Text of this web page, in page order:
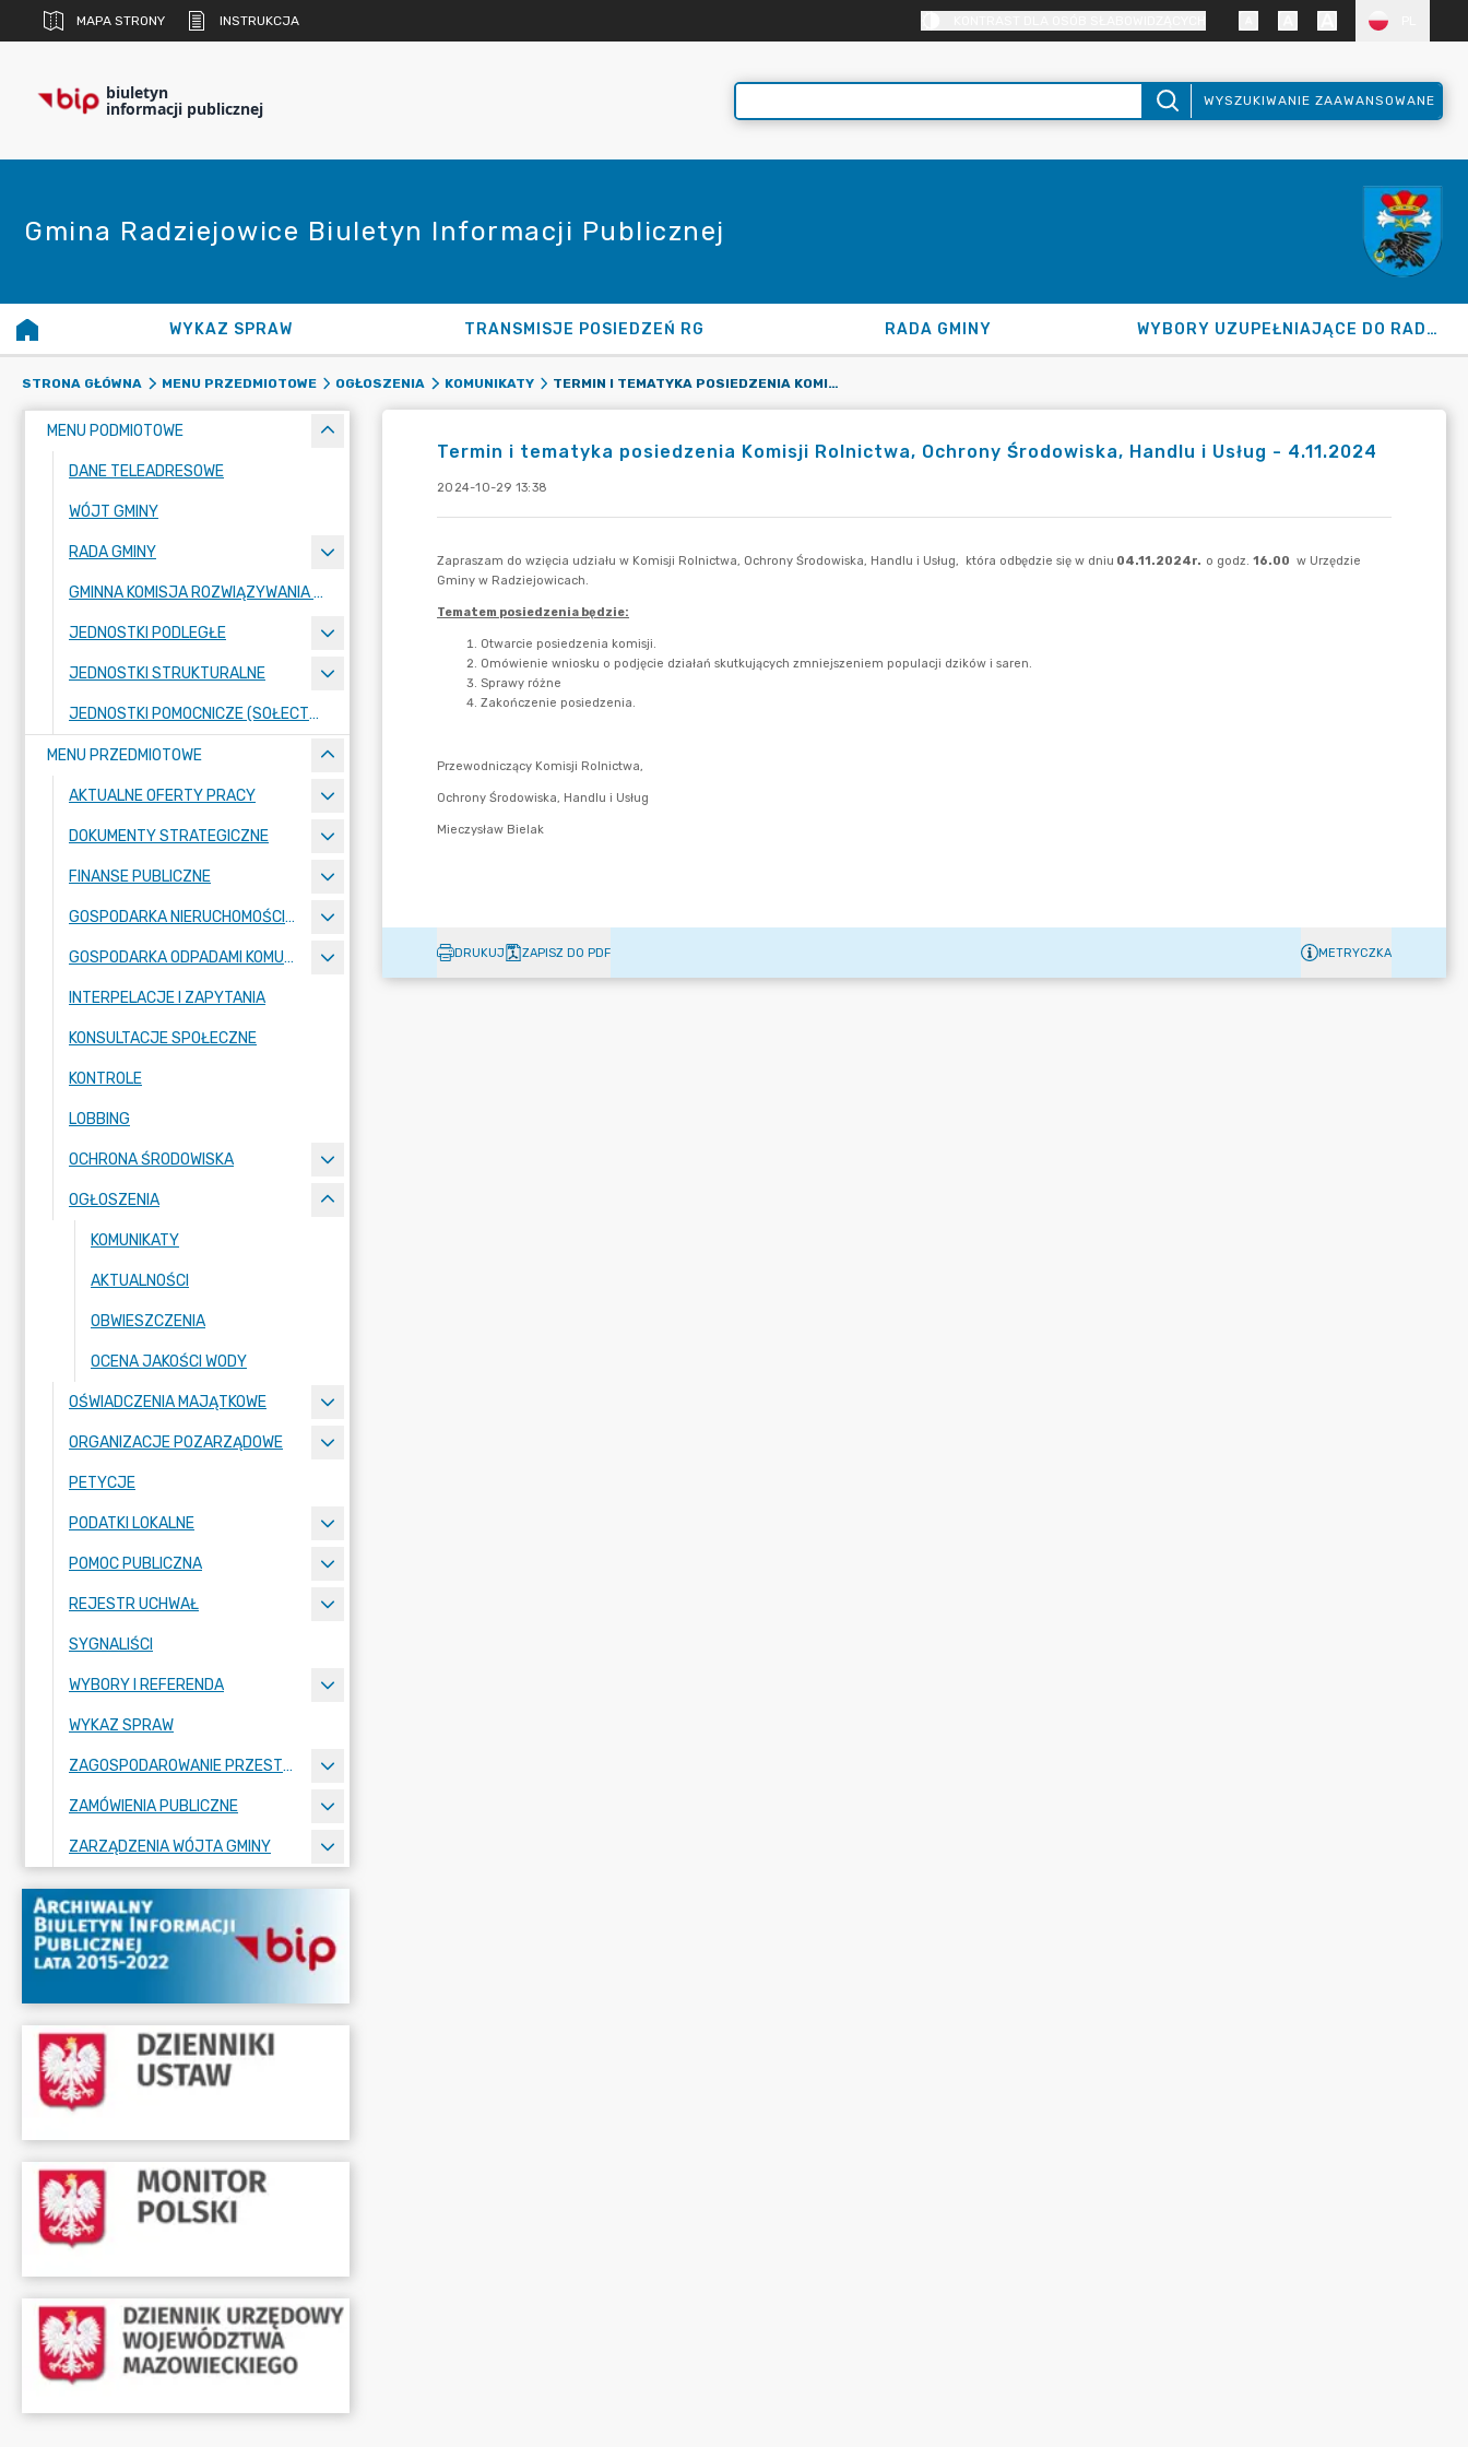
MAPA STRONY INSTRUKCJA
biuletyn
informacji publicznej WYSZUKIWANIE ZAAWANSOWANE
Gmina Radziejowice Biuletyn Informacji Publicznej
WYKAZ SPRAW TRANSMISJE POSIEDZEŃ RG RADA GMINY WYBORY UZUPEŁNIAJĄCE DO RADY GMINY 2026
STRONA GŁÓWNA MENU PRZEDMIOTOWE OGŁOSZENIA KOMUNIKATY TERMIN I TEMATYKA POSIEDZENIA KOMISJI ROLNICTWA, OCHRONY ŚRODOWISKA, HANDLU I USŁUG - 4.11.2024
MENU PODMIOTOWE
DANE TELEADRESOWE
WÓJT GMINY
RADA GMINY
GMINNA KOMISJA ROZWIĄZYWANIA PROBLEMÓW ALKOHOLOWYCH
JEDNOSTKI PODLEGŁE
JEDNOSTKI STRUKTURALNE
JEDNOSTKI POMOCNICZE (SOŁECTWA)
MENU PRZEDMIOTOWE
AKTUALNE OFERTY PRACY
DOKUMENTY STRATEGICZNE
FINANSE PUBLICZNE
GOSPODARKA NIERUCHOMOŚCIAMI
GOSPODARKA ODPADAMI KOMUNALNYMI
INTERPELACJE I ZAPYTANIA
KONSULTACJE SPOŁECZNE
KONTROLE
LOBBING
OCHRONA ŚRODOWISKA
OGŁOSZENIA
KOMUNIKATY
AKTUALNOŚCI
OBWIESZCZENIA
OCENA JAKOŚCI WODY
OŚWIADCZENIA MAJĄTKOWE
ORGANIZACJE POZARZĄDOWE
PETYCJE
PODATKI LOKALNE
POMOC PUBLICZNA
REJESTR UCHWAŁ
SYGNALIŚCI
WYBORY I REFERENDA
WYKAZ SPRAW
ZAGOSPODAROWANIE PRZESTRZENNE
ZAMÓWIENIA PUBLICZNE
ZARZĄDZENIA WÓJTA GMINY
Termin i tematyka posiedzenia Komisji Rolnictwa, Ochrony Środowiska, Handlu i Usług - 4.11.2024
2024-10-29 13:38
DRUKUJ ZAPISZ DO PDF METRYCZKA